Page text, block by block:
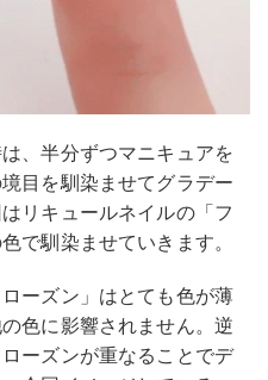
、半分ずつマニキュアを
目を馴染ませてグラデー
リキュールネイルの「フ
で馴染ませていきます。
ーズン」はとても色が薄
色に影響されません。逆
ーズンが重なることでデ